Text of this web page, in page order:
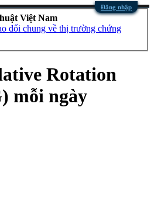
Đăng nhập
Việt Nam
đổi chung về thị trường chứng
Rotation
mỗi ngày